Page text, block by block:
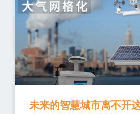
未来的智慧城市离不开